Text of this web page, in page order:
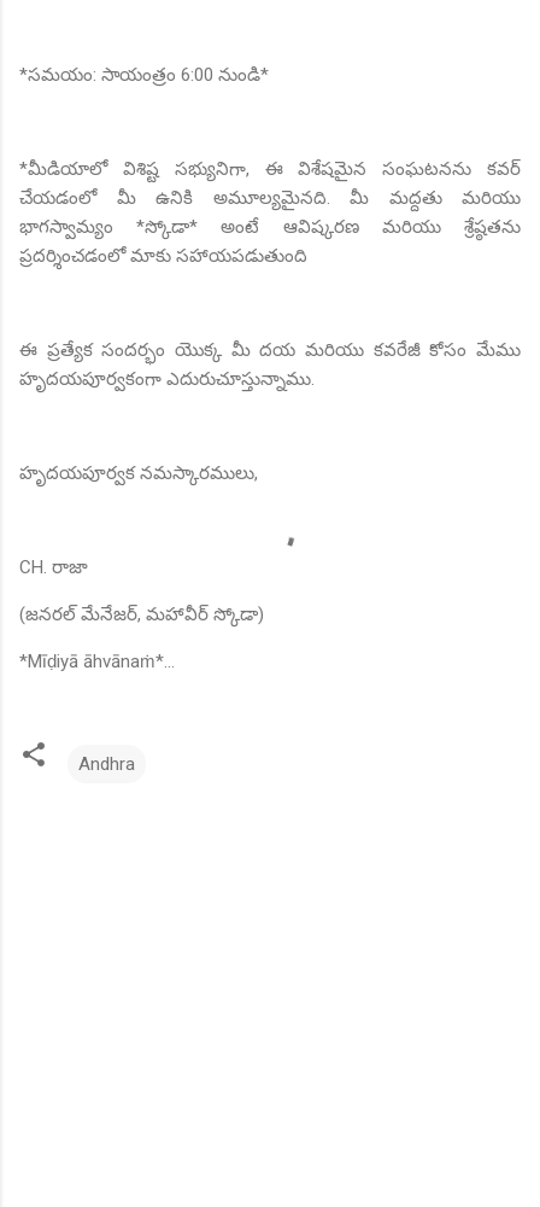
*సమయం: సాయంత్రం 6:00 నుండి*
*మీడియాలో విశిష్ట సభ్యునిగా, ఈ విశేషమైన సంఘటనను కవర్
చేయడంలో మీ ఉనికి అమూల్యమైనది. మీ మద్దతు మరియు
భాగస్వామ్యం *స్కోడా* అంటే ఆవిష్కరణ మరియు శ్రేష్ఠతను
ప్రదర్శించడంలో మాకు సహాయపడుతుంది
ఈ ప్రత్యేక సందర్భం యొక్క మీ దయ మరియు కవరేజీ కోసం మేము
హృదయపూర్వకంగా ఎదురుచూస్తున్నాము.
హృదయపూర్వక నమస్కారములు,
CH. రాజా
(జనరల్ మేనేజర్, మహావీర్ స్కోడా)
*Mīḍiyā āhvānaṁ*...
Andhra